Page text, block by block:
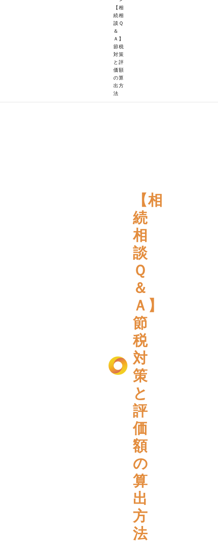
【相
続相
談Ｑ
＆
Ａ】
節税
対策
と評
価額
の算
出方
法
【相
続
相
談
Ｑ
＆
Ａ】
節
税
対
策
と
評
価
額
の
算
出
方
法